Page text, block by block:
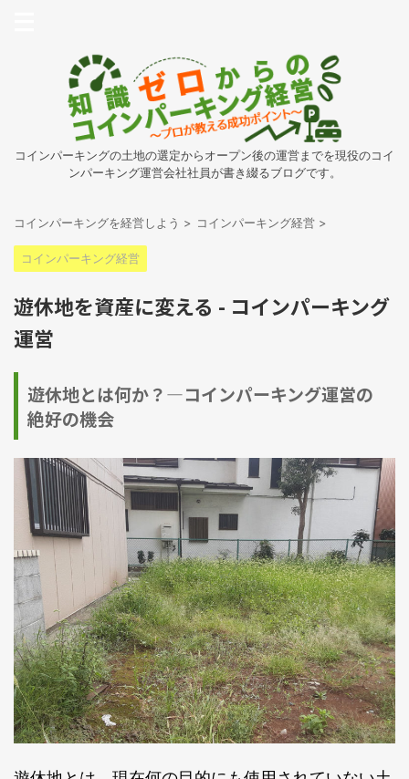
コインパーキングの土地の選定からオープン後の運営までを現役のコイ
ンパーキング運営会社社員が書き綴るブログです。
コインパーキングを経営しよう > コインパーキング経営 >
コインパーキング経営
遊休地を資産に変える - コインパーキング
運営
遊休地とは何か？—コインパーキング運営の
絶好の機会